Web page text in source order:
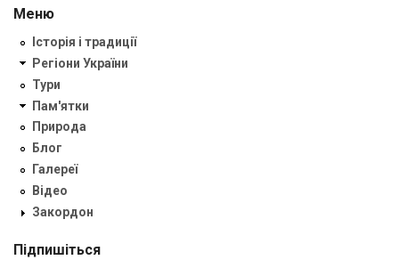
Меню
Історія і традиції
Регіони України
Тури
Пам'ятки
Природа
Блог
Галереї
Відео
Закордон
Підпишіться